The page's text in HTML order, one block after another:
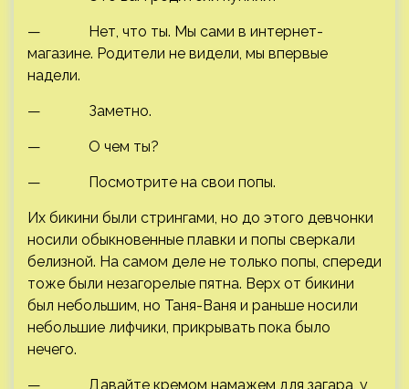
— Нет, что ты. Мы сами в интернет-
магазине. Родители не видели, мы впервые
надели.
— Заметно.
— О чем ты?
— Посмотрите на свои попы.
Их бикини были стрингами, но до этого девчонки
носили обыкновенные плавки и попы сверкали
белизной. На самом деле не только попы, спереди
тоже были незагорелые пятна. Верх от бикини
был небольшим, но Таня-Ваня и раньше носили
небольшие лифчики, прикрывать пока было
нечего.
— Давайте кремом намажем для загара, у